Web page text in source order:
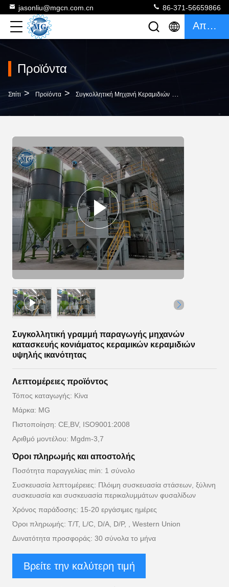
jasonliu@mgcn.com.cn 86-371-56659866
Απόσπασμα
Προϊόντα
Σπίτι > Προϊόντα > Συγκολλητική Μηχανή Κεραμιδιών >
Συγκολλητική γραμμή παραγωγής μηχανών
κατασκευής κονιάματος κεραμικών κεραμιδιών
υψηλής ικανότητας
Λεπτομέρειες προϊόντος
Τόπος καταγωγής: Κίνα
Μάρκα: MG
Πιστοποίηση: CE,BV, ISO9001:2008
Αριθμό μοντέλου: Mgdm-3,7
Όροι πληρωμής και αποστολής
Ποσότητα παραγγελίας min: 1 σύνολο
Συσκευασία λεπτομέρειες: Πλόιμη συσκευασία στάσεων, ξύλινη
συσκευασία και συσκευασία περικαλυμμάτων φυσαλίδων
Χρόνος παράδοσης: 15-20 εργάσιμες ημέρες
Όροι πληρωμής: T/T, L/C, D/A, D/P, , Western Union
Δυνατότητα προσφοράς: 30 σύνολα το μήνα
Βρείτε την καλύτερη τιμή